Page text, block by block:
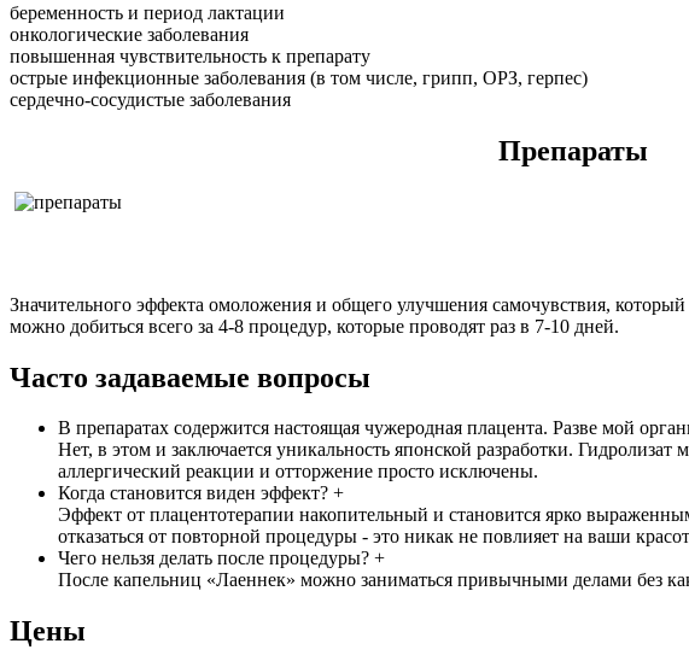
беременность и период лактации
онкологические заболевания
повышенная чувствительность к препарату
острые инфекционные заболевания (в том числе, грипп, ОРЗ, герпес)
сердечно-сосудистые заболевания
Препараты
Значительного эффекта омоложения и общего улучшения самочувствия,
можно добиться всего за 4-8 процедур, которые проводят раз в 7-10 дней.
Часто задаваемые вопросы
В препаратах содержится настоящая чужеродная плацента. Разве мой
Нет, в этом и заключается уникальность японской разработки.
аллергический реакции и отторжение просто исключены.
Когда становится виден эффект? +
Эффект от плацентотерапии накопительный и становится ярко
отказаться от повторной процедуры - это никак не повлияет на ваши
Чего нельзя делать после процедуры? +
После капельниц «Лаеннек» можно заниматься привычными делами без
Цены